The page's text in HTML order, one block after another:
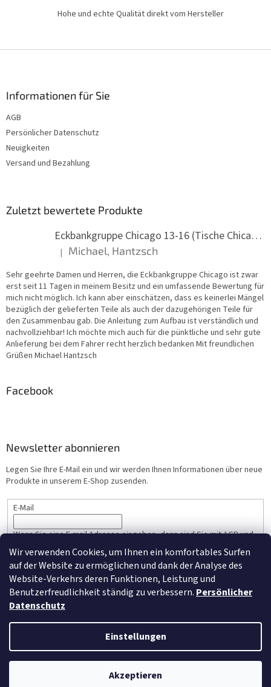
Wir verwenden Cookies, um Ihnen ein komfortables Surfen
auf der Website zu ermöglichen und dank der Analyse des
Website-Verkehrs deren Funktionen, Leistung und
Benutzerfreudlichkeit ständig zu verbessern. Persönlicher
Datenschutz
Einstellungen
Akzeptieren
e
r
Hohe und echte Qualität direkt vom Hersteller
Informationen für Sie
AGB
Persönlicher Datenschutz
Neuigkeiten
Versand und Bezahlung
Zuletzt bewertete Produkte
Eckbankgruppe Chicago 13-16 (Tische Chicago)
Die Produktbewertung beträgt 5 von 5 Sternen.
| Michael, Hantzsch
Sehr geehrte Damen und Herren, die Eckbankgruppe Chicago ist zwar
erst seit 11 Tagen in meinem Besitz und ein umfassende Bewertung für
mich nicht möglich. Ich kann aber einschätzen, dass es keinerlei Mängel
bezüglich der gelieferten Teile als auch der dazugehörigen Teile für
den Zusammenbau gab. Die Anleitung zum Aufbau ist verständlich und
nachvollziehbar! Ich möchte mich auch für die pünktliche und sehr gute
Anlieferung bei dem Fahrer recht herzlich bedanken Mit freundlichen
Grüßen Michael Hantzsch
Facebook
Newsletter abonnieren
Legen Sie Ihre E-Mail ein und wir werden Ihnen Informationen über neue
Produkte in unserem E-Shop zusenden.
E-Mail
Wenn Sie eine E-mail Adresse eingeben, dann sind Sie mit AGB und
Persönlicher Datenschutz einverstanden.
ANMELDEN
Copyright 2026NM-Moebel.de. Alle Rechte vorbehalten.Cookie-
Einstellungen ändern